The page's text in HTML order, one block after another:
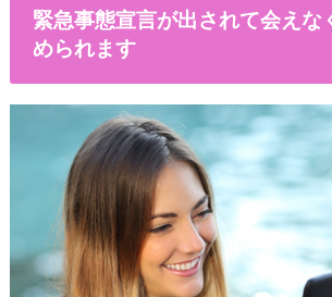
緊急事態宣言が出されて会えな
められます